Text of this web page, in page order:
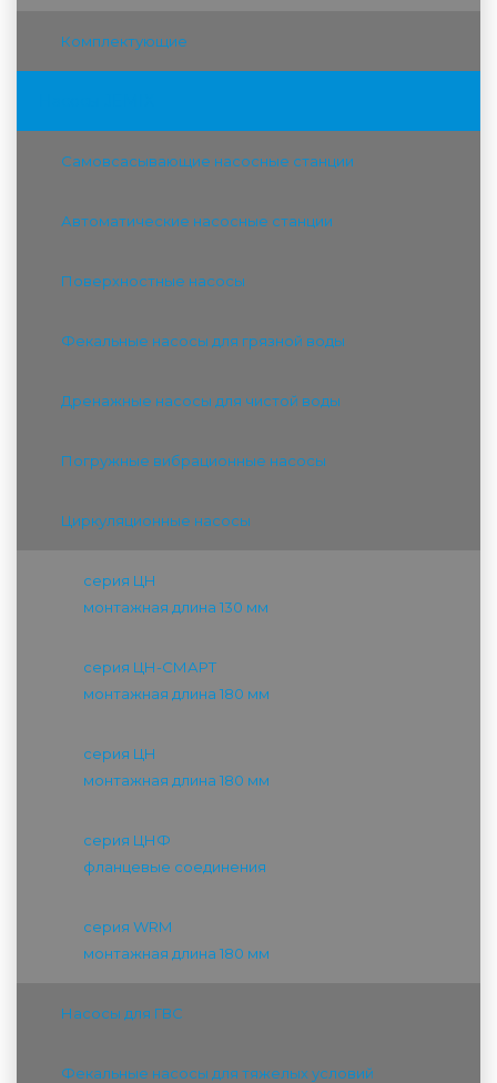
Комплектующие
Самовсасывающие насосные станции
Автоматические насосные станции
Поверхностные насосы
Фекальные насосы для грязной воды
Дренажные насосы для чистой воды
Погружные вибрационные насосы
Циркуляционные насосы
серия ЦН
монтажная длина 130 мм
серия ЦН-СМАРТ
монтажная длина 180 мм
серия ЦН
монтажная длина 180 мм
серия ЦНФ
фланцевые соединения
серия WRM
монтажная длина 180 мм
Насосы для ГВС
Фекальные насосы для тяжелых условий